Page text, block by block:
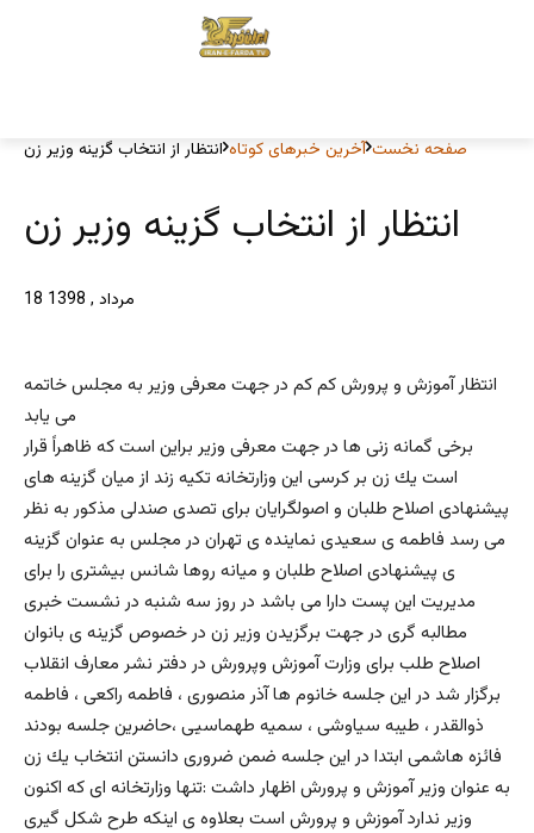
صفحه نخست آخرین خبرهای کوتاه انتظار از انتخاب گزینه وزیر زن
انتظار از انتخاب گزینه وزیر زن
18 مرداد , 1398
انتظار آموزش و پرورش كم كم در جهت معرفى وزير به مجلس خاتمه
مى يابد
برخى گمانه زنى ها در جهت معرفى وزير براين است كه ظاهراً قرار
است يك زن بر كرسى اين وزارتخانه تكيه زند از ميان گزينه هاى
پيشنهادى اصلاح طلبان و اصولگرايان براى تصدى صندلى مذكور به نظر
مى رسد فاطمه ى سعيدى نماينده ى تهران در مجلس به عنوان گزينه
ى پيشنهادى اصلاح طلبان و ميانه روها شانس بيشترى را براى
مديريت اين پست دارا مى باشد در روز سه شنبه در نشست خبرى
مطالبه گرى در جهت برگزيدن وزير زن در خصوص گزينه ى بانوان
اصلاح طلب براى وزارت آموزش وپرورش در دفتر نشر معارف انقلاب
برگزار شد در اين جلسه خانوم ها آذر منصورى ، فاطمه راكعى ، فاطمه
ذوالقدر ، طيبه سياوشى ، سميه طهماسيى ،حاضرين جلسه بودند
فائزه هاشمى ابتدا در اين جلسه ضمن ضرورى دانستن انتخاب يك زن
به عنوان وزير آموزش و پرورش اظهار داشت :تنها وزارتخانه اى كه اكنون
وزير ندارد آموزش و پرورش است بعلاوه ى اينكه طرح شكل گيرى